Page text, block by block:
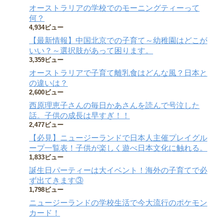
オーストラリアの学校でのモーニングティーって
何？
4,934ビュー
【最新情報】中国北京での子育て～幼稚園はどこが
いい？～選択肢があって困ります。
3,359ビュー
オーストラリアで子育て離乳食はどんな風？日本と
の違いは？
2,600ビュー
西原理恵子さんの毎日かあさんを読んで号泣した
話。子供の成長は早すぎ！！
2,477ビュー
【必見】ニュージーランドで日本人主催プレイグル
ープ一覧表！子供が楽しく遊べ日本文化に触れる。
1,833ビュー
誕生日パーティーは大イベント！海外の子育てで必
ず出てきます③
1,798ビュー
ニュージーランドの学校生活で今大流行のポケモン
カード！